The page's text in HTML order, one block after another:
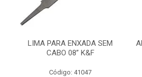
LIMA PARA ENXADA SEM
CABO 08” K&F
Código: 41047